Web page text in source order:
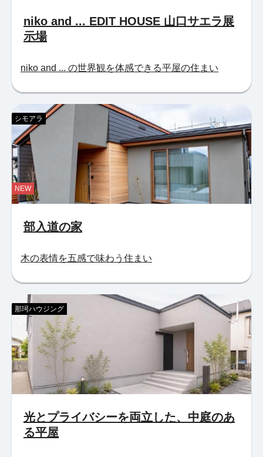
niko and ... EDIT HOUSE 山口サエラ展
示場
niko and ... の世界観を体感できる平屋の住まい
部入道の家
シモアラ
木の表情を五感で味わう住まい
NEW
光とプライバシーを両立した、中庭のあ
る平屋
那珂ハウジング